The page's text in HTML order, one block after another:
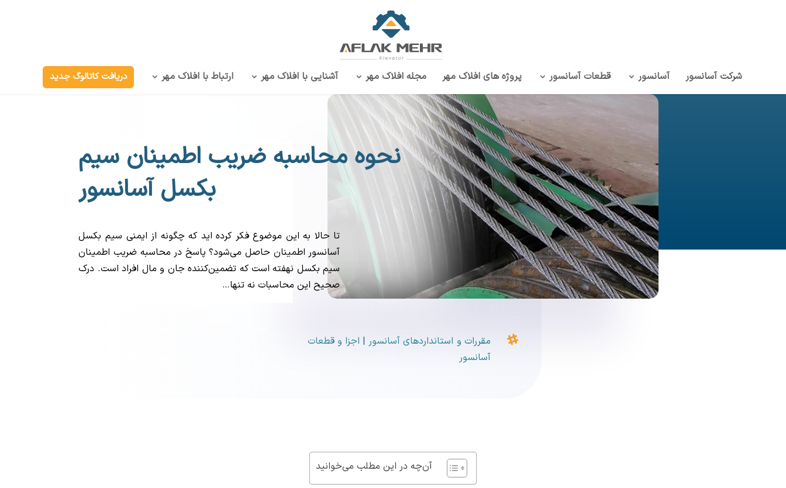
شرکت آسانسور آسانسور قطعات آسانسور پروژه‌ های افلاک مهر مجله افلاک مهر آشنایی با افلاک مهر ارتباط با افلاک مهر دریافت کاتالوگ جدید
نحوه محاسبه ضریب اطمینان سیم
بکسل آسانسور
تا حالا به این موضوع فکر کرده اید که چگونه از ایمنی سیم بکسل
آسانسور اطمینان حاصل می‌شود؟ پاسخ در محاسبه ضریب اطمینان
سیم بکسل نهفته است که تضمین‌کننده جان و مال افراد است. درک
صحیح این محاسبات نه تنها…
 مقررات و استانداردهای آسانسور | اجزا و قطعات
آسانسور
آن‌چه در این مطلب می‌خوانید